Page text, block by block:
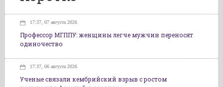
17:37, 07 августа 2026
Профессор МГППУ: женщины легче мужчин переносят
одиночество
17:37, 06 августа 2026
Ученые связали кембрийский взрыв с ростом